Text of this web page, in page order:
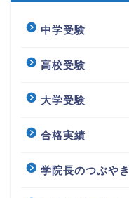
中学受験
高校受験
大学受験
合格実績
学院長のつぶやき